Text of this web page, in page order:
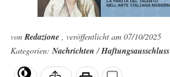
vonRedazione , veröffentlicht am 07/10/2025
Kategorien:Nachrichten/Haftungsausschluss